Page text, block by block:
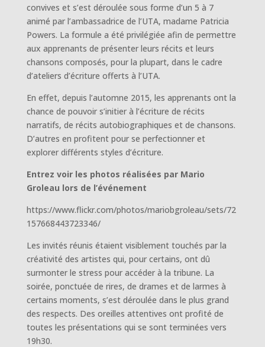
convives et s’est déroulée sous forme d’un 5 à 7
animé par l’ambassadrice de l’UTA, madame Patricia
Powers. La formule a été privilégiée afin de permettre
aux apprenants de présenter leurs récits et leurs
chansons composés, pour la plupart, dans le cadre
d’ateliers d’écriture offerts à l’UTA.
En effet, depuis l’automne 2015, les apprenants ont la
chance de pouvoir s’initier à l’écriture de récits
narratifs, de récits autobiographiques et de chansons.
D’autres en profitent pour se perfectionner et
explorer différents styles d’écriture.
Entrez voir les photos réalisées par Mario
Groleau lors de l’événement
https://www.flickr.com/photos/mariobgroleau/sets/72
157668443723346/
Les invités réunis étaient visiblement touchés par la
créativité des artistes qui, pour certains, ont dû
surmonter le stress pour accéder à la tribune. La
soirée, ponctuée de rires, de drames et de larmes à
certains moments, s’est déroulée dans le plus grand
des respects. Des oreilles attentives ont profité de
toutes les présentations qui se sont terminées vers
19h30.